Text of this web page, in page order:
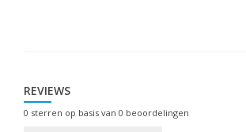
REVIEWS
0 sterren op basis van 0 beoordelingen